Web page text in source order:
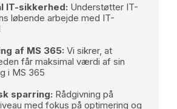
IT-sikkerhed: Understøtter IT-
løbende arbejde med IT-
af MS 365: Vi sikrer, at
får maksimal værdi af sin
i MS 365
sparring: Rådgivning på
med fokus på optimering og